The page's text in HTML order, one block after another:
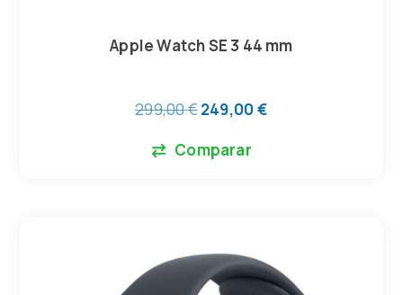
Apple Watch SE 3 44 mm
299,00€249,00 €
Comparar